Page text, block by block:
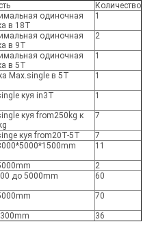
Количество
одиночная
в 18T
1
одиночная
в 9T
2
одиночная
в 5T
1
Max.single в 5T 1
куя in3T 1
куя from250kg к
7
куя from20T-5T
7
11
2
до 5000mm 60
70
36